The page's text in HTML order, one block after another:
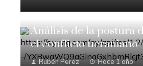
Análisis de la postura
el conflicto ucraniano
Rubén Perez Hace 1 año